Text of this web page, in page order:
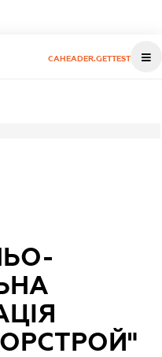
CAHEADER.GETTEST